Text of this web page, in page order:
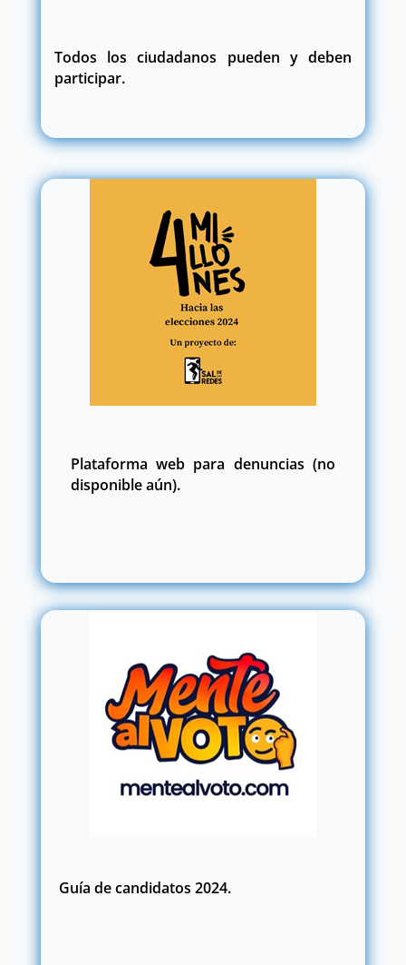
Todos los ciudadanos pueden y deben
participar.
Plataforma web para denuncias (no
disponible aún).
Guía de candidatos 2024.